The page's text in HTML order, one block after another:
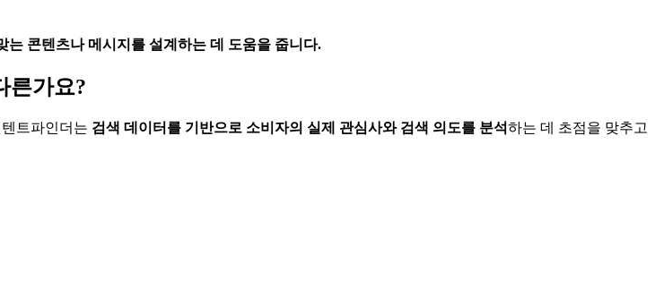
는 콘텐츠나 메시지를 설계하는 데 도움을 줍니다.
른가요?
트파인더는 검색 데이터를 기반으로 소비자의 실제 관심사와 검색 의도를 분석하는 데 초점을 맞추고